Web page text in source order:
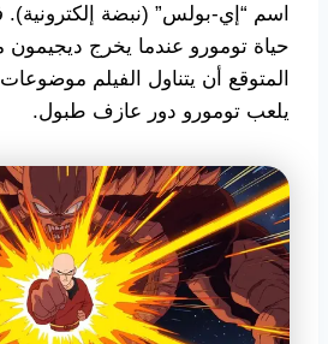
اسم “إي-بولس” (نبضة إلكترونية).
حياة تومورو عندما يخرج
المتوقع أن يتناول الفيلم
يلعب تومورو دور عازف طبول.